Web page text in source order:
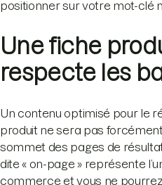
positionner sur votre mot-clé
Une fiche
respecte les
Un contenu optimisé pour le
produit ne sera pas
sommet des pages de
dite « on-page » représente
commerce et vous ne